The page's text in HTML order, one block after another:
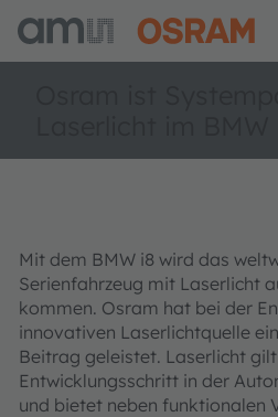
Mit dem BMW i8 wird das
Serienfahrzeug mit Laserlicht
kommen. Osram hat bei der
innovativen Laserlichtquelle
Beitrag geleistet. Laserlicht
Entwicklungsschritt in der
und bietet neben funktionalen